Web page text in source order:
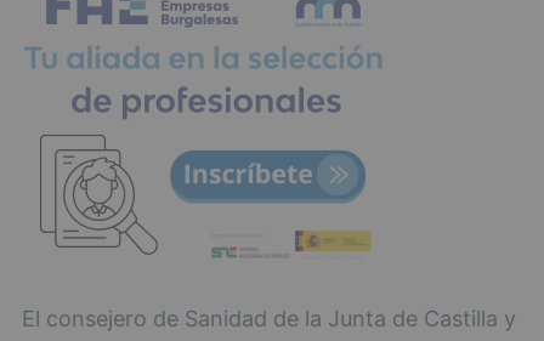
El consejero de Sanidad de la Junta de Castilla y